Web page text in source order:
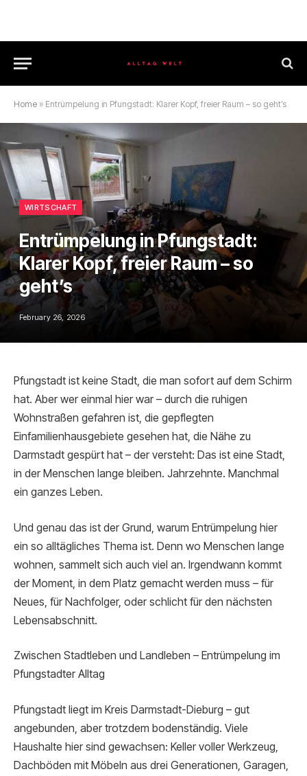
Home » Entrümpelung in Pfungstadt: Klarer Kopf, freier Raum – so geht’s
WIRTSCHAFT
Entrümpelung in Pfungstadt:
Klarer Kopf, freier Raum – so
geht’s
February 26, 2026
Pfungstadt ist keine Stadt, die man sofort auf dem Schirm
hat. Aber wer einmal hier war – durch die ruhigen
Wohnstraßen gefahren ist, die gepflegten
Einfamilienhausgebiete gesehen hat, die Nähe zu
Darmstadt gespürt hat – der versteht: Das ist eine Stadt,
in der Menschen lange bleiben. Jahrzehnte. Manchmal
ein ganzes Leben.
Und genau das ist der Grund, warum Entrümpelung hier
ein so alltägliches Thema ist. Denn wo Menschen lange
wohnen, sammelt sich auch viel an. Irgendwann kommt
der Moment, in dem Platz gemacht werden muss – für
Neues, für Nachfolger, oder schlicht für den nächsten
Lebensabschnitt.
Zwischen Stadtleben und Landleben – Entrümpelung im
Pfungstadter Alltag
Pfungstadt liegt im Kreis Darmstadt-Dieburg – gut
angebunden, aber trotzdem bodenständig. Viele
Haushalte hier sind gewachsen: Keller voller Werkzeug,
Dachböden mit Möbeln aus drei Generationen, Garagen,